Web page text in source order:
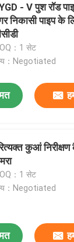
- V पुश रॉड
निकासी पाइप के
：1 सेट
：Negotiated
कुआं
：1 सेट
：Negotiated